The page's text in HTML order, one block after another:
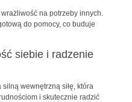
na potrzeby innych.
do pomocy, co buduje
siebie i radzenie
wewnętrzną siłę, która
i skutecznie radzić